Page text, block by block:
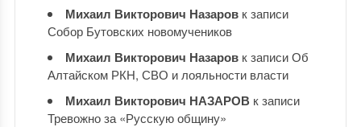
Михаил Викторович Назаровк записи
Собор Бутовских новомучеников
Михаил Викторович Назаровк записиОб
Алтайском РКН, СВО и лояльности власти
Михаил Викторович НАЗАРОВ к записи
Тревожно за «Русскую общину»